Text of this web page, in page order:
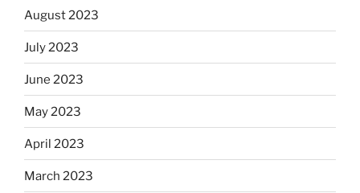
August 2023
July 2023
June 2023
May 2023
April 2023
March 2023